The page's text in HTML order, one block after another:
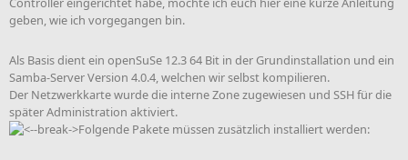
geben, wie ich vorgegangen bin.
Als Basis dient ein openSuSe 12.3 64 Bit in der Grundinstallation und ein
Samba-Server Version 4.0.4, welchen wir selbst kompilieren.
Der Netzwerkkarte wurde die interne Zone zugewiesen und SSH für die
später Administration aktiviert.
Folgende Pakete müssen zusätzlich installiert werden: